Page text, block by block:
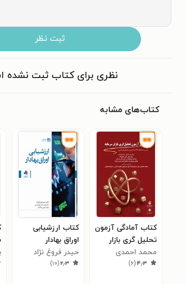
ثبت نظر
نظری برای کتاب ثبت نشده
کتاب‌های مشابه
کتاب آمادگی آزمون
تحلیل گری بازار
سرمایه (جلد دوم)
محمد احمدی
۴٫۳(۶)
کتاب ارزشیابی
اوراق بهادار
حیدر فروغ نژاد
۲٫۳(۱۰)